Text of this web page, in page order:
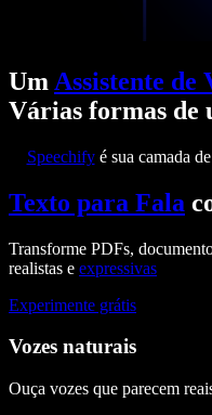
Um Assistente de
Várias formas de
Speechifyé sua camada
Texto para Fala
Transforme PDFs,
realistas e expressivas
Experimente grátis
Vozes naturais
Ouça vozes que parecem